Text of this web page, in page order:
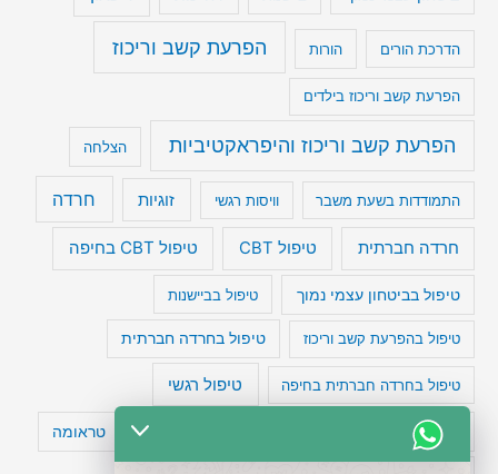
הדרכת הורים הורות הפרעת קשב וריכוז
הפרעת קשב וריכוז בילדים
הפרעת קשב וריכוז והיפראקטיביות הצלחה
התמודדות בשעת משבר וויסות רגשי זוגיות חרדה
חרדה חברתית טיפול CBT טיפול CBT בחיפה
טיפול בביטחון עצמי נמוך טיפול בביישנות
טיפול בהפרעת קשב וריכוז טיפול בחרדה חברתית
טיפול בחרדה חברתית בחיפה טיפול רגשי
טיפול תרופתי להפרעת קשב טעויות חשיבה טראומה